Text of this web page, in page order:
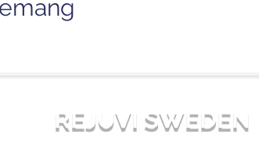
REJUVI SWEDEN